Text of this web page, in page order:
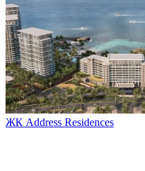
ЖК Address Residences